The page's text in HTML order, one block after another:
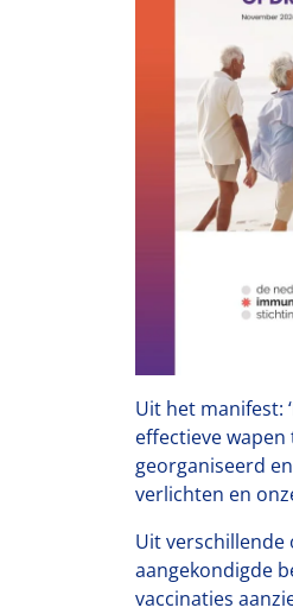
Uit het manifest:
effectieve
georganiseerd
verlichten en
Uit verschillende
aangekondigde
vaccinaties